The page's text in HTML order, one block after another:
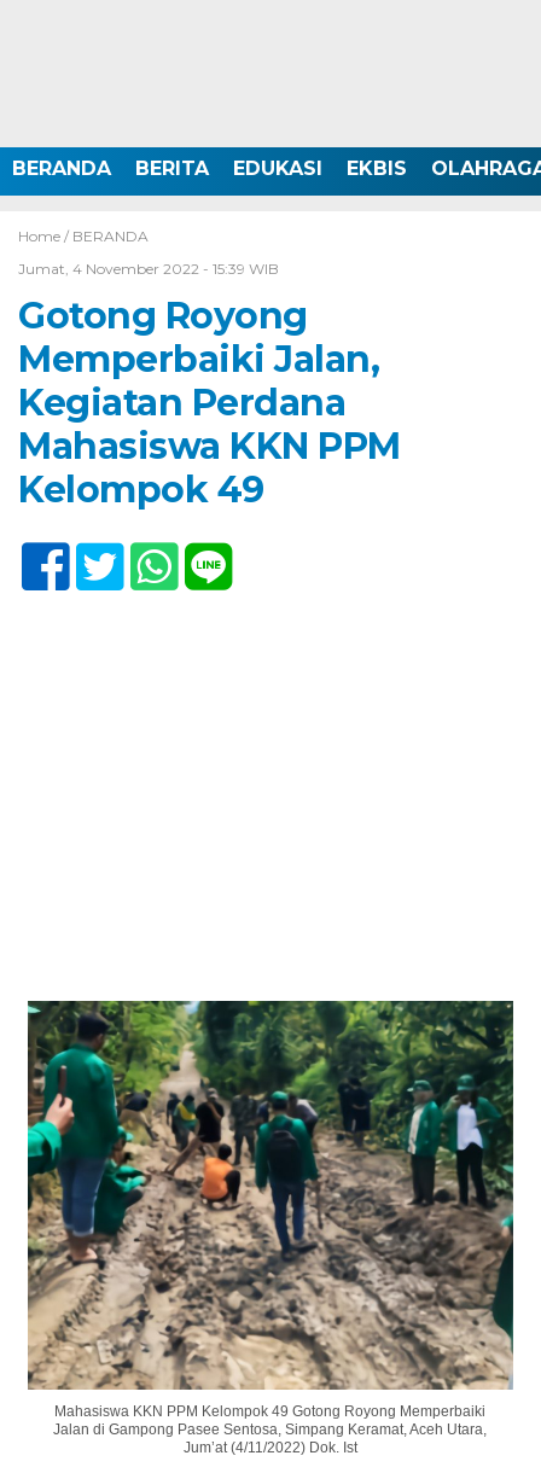
BERANDA BERITA EDUKASI EKBIS
Home / BERANDA
Jumat, 4 November 2022 - 15:39 WIB
Gotong Royong
Memperbaiki Jalan,
Kegiatan Perdana
Mahasiswa KKN PPM
Kelompok 49
Mahasiswa KKN PPM Kelompok 49 Gotong Royong Memperbaiki
Jalan di Gampong Pasee Sentosa, Simpang Keramat, Aceh Utara,
Jum’at (4/11/2022) Dok. Ist